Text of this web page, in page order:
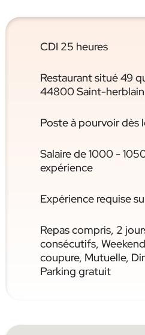
CDI 25 heures
Restaurant situé 49
44800 Saint-herblain
Poste à pourvoir
Salaire de 1000 -
expérience
Expérience requise
Repas compris, 2
consécutifs,
coupure, Mutuelle,
Parking gratuit